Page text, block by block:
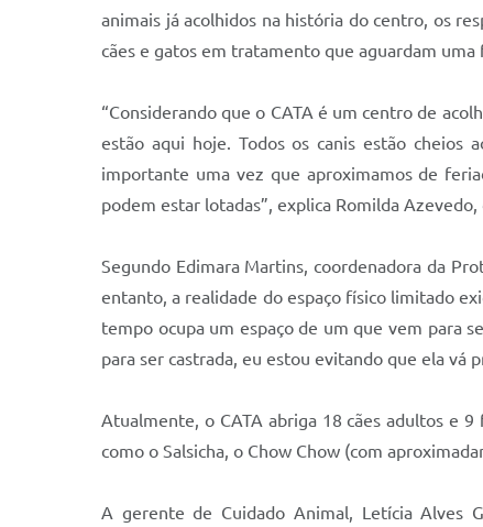
animais já acolhidos na história do centro, os
cães e gatos em tratamento que aguardam
“Considerando que o CATA é um centro de
estão aqui hoje. Todos os canis estão cheios
importante uma vez que aproximamos de
podem estar lotadas”, explica Romilda
Segundo Edimara Martins, coordenadora da
entanto, a realidade do espaço físico limitado
tempo ocupa um espaço de um que vem para
para ser castrada, eu estou evitando que ela vá
Atualmente, o CATA abriga 18 cães adultos e
como o Salsicha, o Chow Chow (com
A gerente de Cuidado Animal, Letícia Alves